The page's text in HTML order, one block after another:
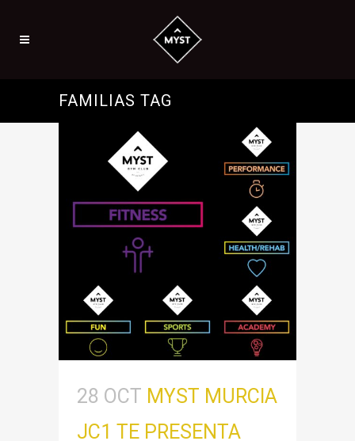
FAMILIAS TAG
28 OCT MYST MURCIA
JC1 TE PRESENTA